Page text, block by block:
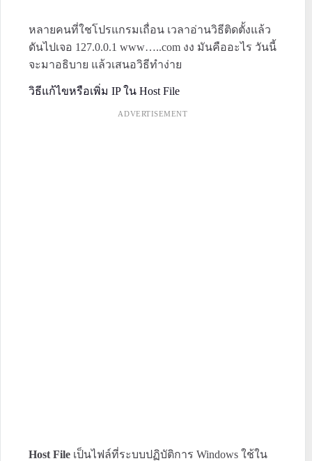
หลายคนที่ใชโปรแกรมเถื่อน เวลาอ่านวิธีติดตั้งแล้ว
ดันไปเจอ 127.0.0.1 www…..com งง มันคืออะไร วันนี้
จะมาอธิบาย แล้วเสนอวิธีทำง่าย
วิธีแก้ไขหรือเพิ่ม IP ใน Host File
ADVERTISEMENT
Host File เป็นไฟล์ที่ระบบปฏิบัติการ Windows ใช้ใน